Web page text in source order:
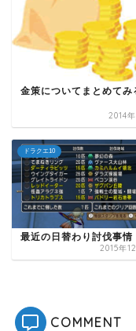
金策についてまとめてみ
2014
ドラクエ10
最近の日替わり討伐事情
2015年
COMMENT